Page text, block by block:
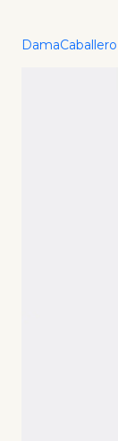
DamaCaballero